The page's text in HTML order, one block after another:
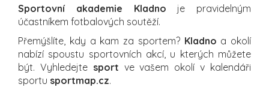
Sportovní akademie Kladno je pravidelným
účastníkem fotbalových soutěží.
Přemýšlíte, kdy a kam za sportem? Kladno a okolí
nabízí spoustu sportovních akcí, u kterých můžete
být. Vyhledejte sport ve vašem okolí v kalendáři
sportu sportmap.cz.